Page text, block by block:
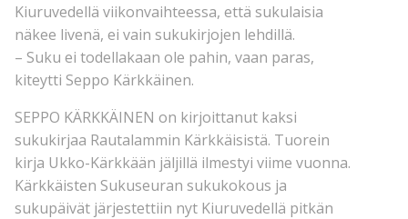
Kiuruvedellä viikonvaihteessa, että sukulaisia
näkee livenä, ei vain sukukirjojen lehdillä.
– Suku ei todellakaan ole pahin, vaan paras,
kiteytti Seppo Kärkkäinen.
SEPPO KÄRKKÄINEN on kirjoittanut kaksi
sukukirjaa Rautalammin Kärkkäisistä. Tuorein
kirja Ukko-Kärkkään jäljillä ilmestyi viime vuonna.
Kärkkäisten Sukuseuran sukukokous ja
sukupäivät järjestettiin nyt Kiuruvedellä pitkän